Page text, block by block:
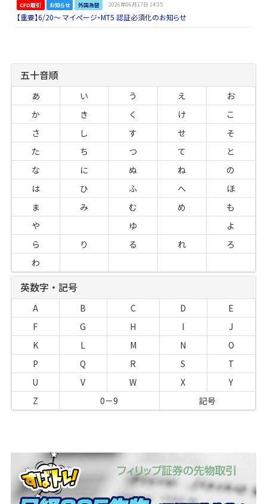
CFD取引 お知らせ 外国為替 2026年06月17日 14:35
【重要】6/20～ マイページ・MT5 認証必須化のお知らせ
五十音順
あ い う え
お
か
き く け
こ
さ
し す せ
そ
た
ち つ て
と
な
に ぬ ね
の
は
ひ ふ へ
ほ
ま
み む め
も
や
ゆ
よ
ら
り る れ
ろ
わ
英数字・記号
A B C D
E
F
G H I
J
K
L M N
O
P
Q R S
T
U
V W X
Y
Z
0－9 記号